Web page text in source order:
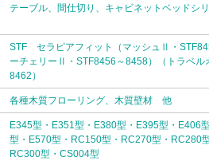
テーブル、間仕切り、キャビネットベッドシ
STF セラピアフィット（マッシュⅡ・
ーチェリーⅡ・STF8456～8458）（トラベル
8462）
各種木質フローリング、木質壁材 他
E345型・E351型・E380型・E395型・E406
型・E570型・RC150型・RC270型・RC280
RC300型・CS004型